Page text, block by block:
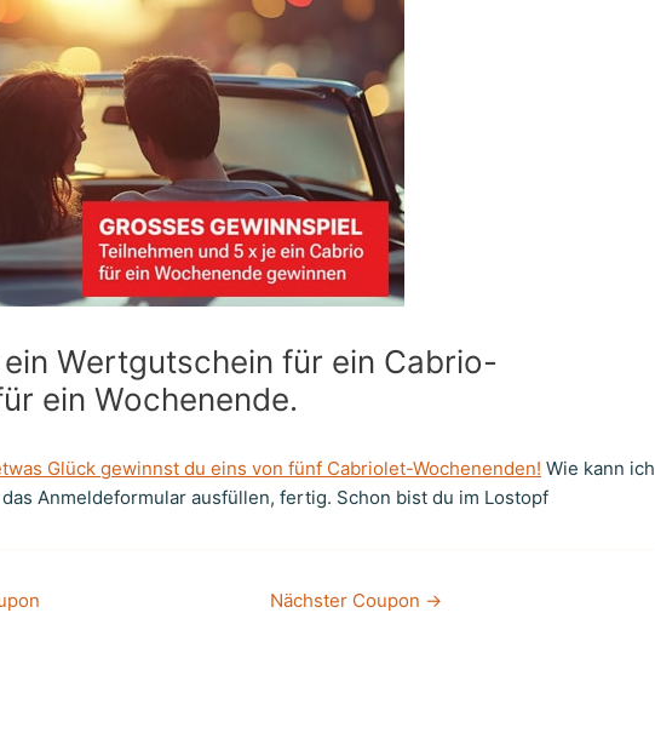
Wertgutschein für ein Cabrio-
ein Wochenende.
Glück gewinnst du eins von fünf Cabriolet-Wochenenden! Wie kann ich
Anmeldeformular ausfüllen, fertig. Schon bist du im Lostopf
Nächster Coupon →